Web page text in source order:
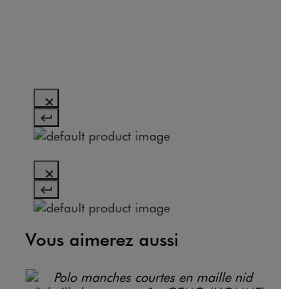
Vous aimerez aussi